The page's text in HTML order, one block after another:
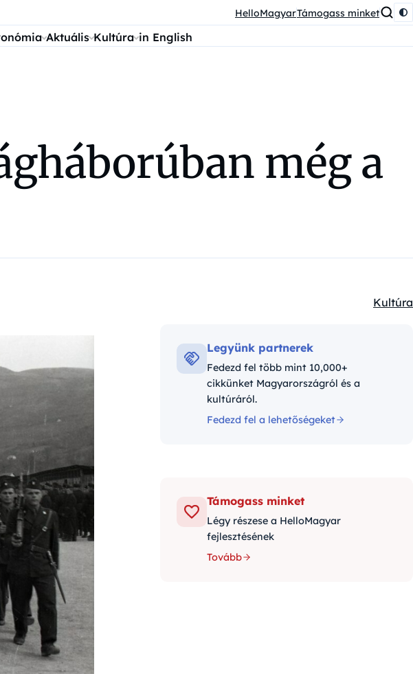
HelloMagyarTámogass minket
Aktuális Kultúra in English
még a
Kultúra
Legyünk partnerek
Fedezd fel több mint 10,000+
cikkünket Magyarországról és a
kultúráról.
Fedezd fel a lehetőségeket
Támogass minket
Légy részese a HelloMagyar
fejlesztésének
Tovább